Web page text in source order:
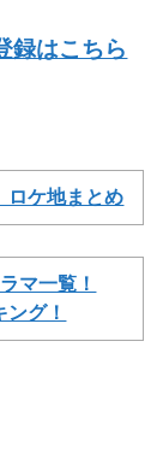
録はこちら
ロケ地まとめ
マ一覧！
グ！